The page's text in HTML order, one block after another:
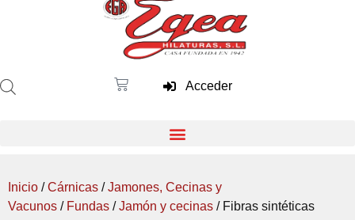
Acceder
Inicio /Cárnicas /Jamones, Cecinas y
Vacunos / Fundas /Jamón y cecinas / Fibras sintéticas